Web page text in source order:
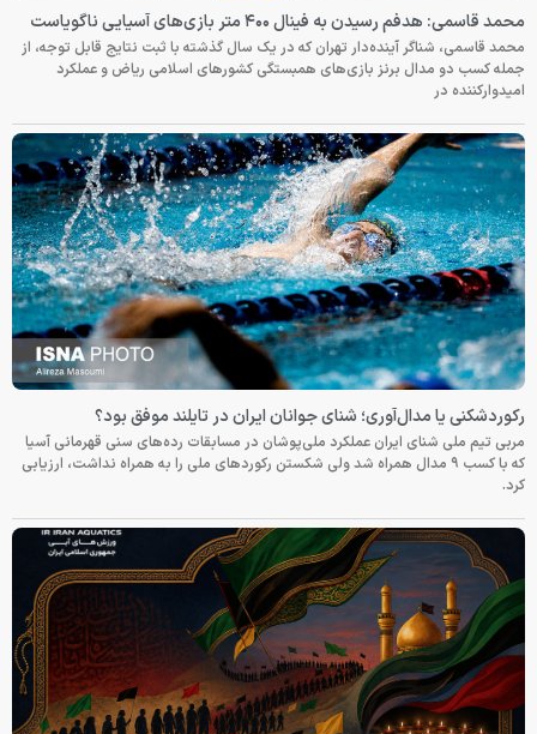
محمد قاسمی: هدفم رسیدن به فینال ۴۰۰ متر بازی‌های آسیایی ناگویاست
محمد قاسمی، شناگر آینده‌دار تهران که در یک سال گذشته با ثبت نتایج قابل توجه، از
جمله کسب دو مدال برنز بازی‌های همبستگی کشورهای اسلامی ریاض و عملکرد
امیدوارکننده در
رکوردشکنی یا مدال‌آوری؛ شنای جوانان ایران در تایلند موفق بود؟
مربی تیم ملی شنای ایران عملکرد ملی‌پوشان در مسابقات رده‌های سنی قهرمانی آسیا
که با کسب ۹ مدال همراه شد ولی شکستن رکوردهای ملی را به همراه نداشت، ارزیابی
کرد.